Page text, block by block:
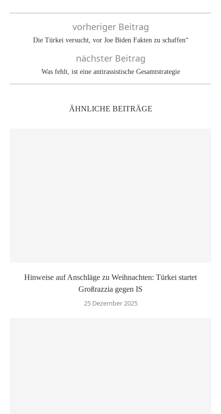
vorheriger Beitrag
Die Türkei versucht, vor Joe Biden Fakten zu schaffen“
nächster Beitrag
Was fehlt, ist eine antirassistische Gesamtstrategie
ÄHNLICHE BEITRÄGE
Hinweise auf Anschläge zu Weihnachten: Türkei startet
Großrazzia gegen IS
25 Dezember 2025